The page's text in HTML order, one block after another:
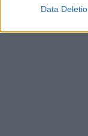
Data